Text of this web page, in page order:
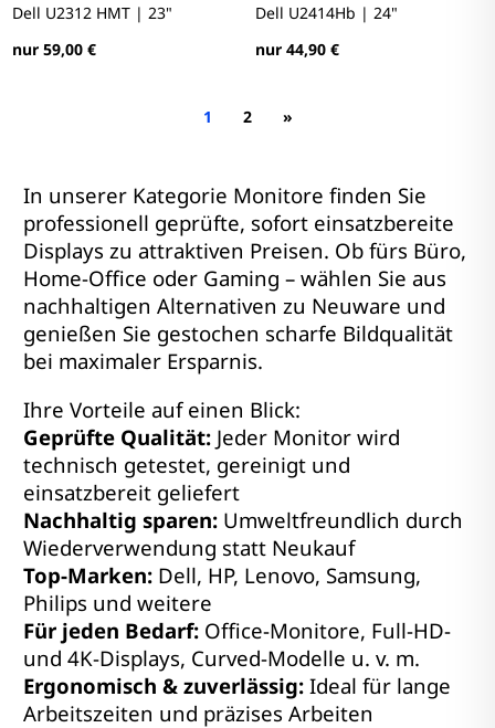
Dell U2312 HMT | 23"
nur 59,00 €
Dell U2414Hb | 24"
nur 44,90 €
1 2 »
In unserer Kategorie Monitore finden Sie
professionell geprüfte, sofort einsatzbereite
Displays zu attraktiven Preisen. Ob fürs Büro,
Home-Office oder Gaming – wählen Sie aus
nachhaltigen Alternativen zu Neuware und
genießen Sie gestochen scharfe Bildqualität
bei maximaler Ersparnis.
Ihre Vorteile auf einen Blick:
Geprüfte Qualität: Jeder Monitor wird
technisch getestet, gereinigt und
einsatzbereit geliefert
Nachhaltig sparen: Umweltfreundlich durch
Wiederverwendung statt Neukauf
Top-Marken: Dell, HP, Lenovo, Samsung,
Philips und weitere
Für jeden Bedarf: Office-Monitore, Full-HD-
und 4K-Displays, Curved-Modelle u. v. m.
Ergonomisch & zuverlässig: Ideal für lange
Arbeitszeiten und präzises Arbeiten